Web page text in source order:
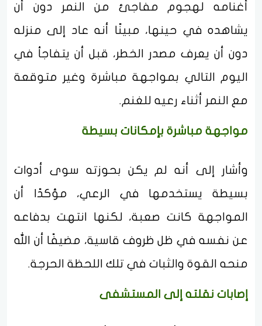
أغنامه لهجوم مفاجئ من النمر دون أن
يشاهده في حينها، مبينًا أنه عاد إلى منزله
دون أن يعرف مصدر الخطر، قبل أن يتفاجأ في
اليوم التالي بمواجهة مباشرة وغير متوقعة
مع النمر أثناء رعيه للغنم.
مواجهة مباشرة بإمكانات بسيطة
وأشار إلى أنه لم يكن بحوزته سوى أدوات
بسيطة يستخدمها في الرعي، مؤكدًا أن
المواجهة كانت صعبة، لكنها انتهت بدفاعه
عن نفسه في ظل ظروف قاسية، مضيفًا أن الله
منحه القوة والثبات في تلك اللحظة الحرجة.
إصابات نقلته إلى المستشفى